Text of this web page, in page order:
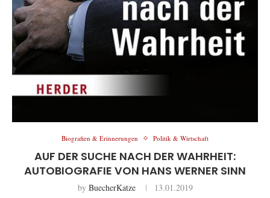
Biografien & Erinnerungen Politik & Wirtschaft
AUF DER SUCHE NACH DER WAHRHEIT:
AUTOBIOGRAFIE VON HANS WERNER SINN
by BuecherKatze 13.01.2019